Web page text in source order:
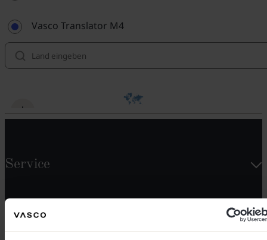
Vasco Translator M4
Service